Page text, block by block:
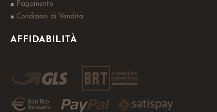
Pagamento
Condizioni di Vendita
AFFIDABILITÀ